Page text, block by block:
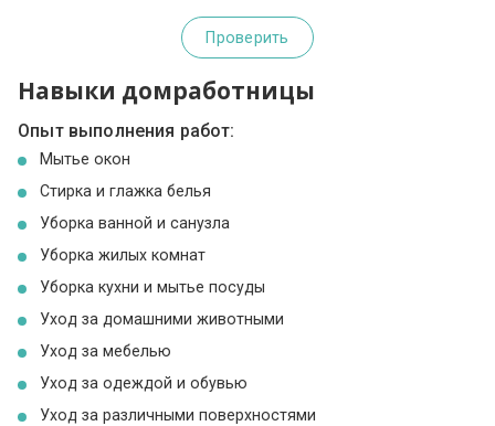
Проверить
Навыки домработницы
Опыт выполнения работ:
Мытье окон
Стирка и глажка белья
Уборка ванной и санузла
Уборка жилых комнат
Уборка кухни и мытье посуды
Уход за домашними животными
Уход за мебелью
Уход за одеждой и обувью
Уход за различными поверхностями